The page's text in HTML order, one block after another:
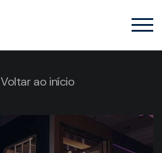
Voltar ao início